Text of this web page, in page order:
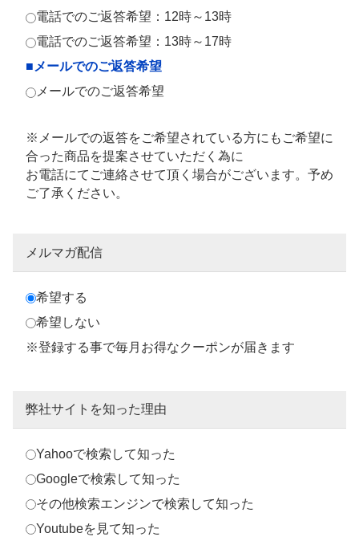
電話でのご返答希望：12時～13時
電話でのご返答希望：13時～17時
■メールでのご返答希望
メールでのご返答希望
※メールでの返答をご希望されている方にもご希望に
合った商品を提案させていただく為に
お電話にてご連絡させて頂く場合がございます。予め
ご了承ください。
メルマガ配信
希望する
希望しない
※登録する事で毎月お得なクーポンが届きます
弊社サイトを知った理由
Yahooで検索して知った
Googleで検索して知った
その他検索エンジンで検索して知った
Youtubeを見て知った